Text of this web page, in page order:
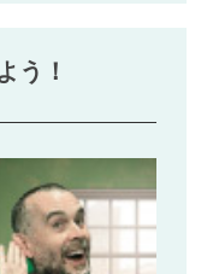
う！